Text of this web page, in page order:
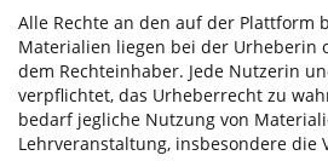
Alle Rechte an den auf der Plattform
Materialien liegen bei der Urheberin
dem Rechteinhaber. Jede Nutzerin
verpflichtet, das Urheberrecht zu
bedarf jegliche Nutzung von
Lehrveranstaltung, insbesondere die